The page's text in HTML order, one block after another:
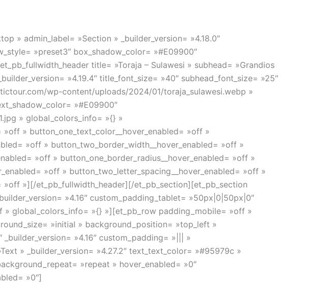
» admin_label= »Section » _builder_version= »4.18.0″
»preset3″ box_shadow_color= »#E09900″
title= »Toraja – Sulawesi » subhead= »Grandios
»4.19.4″ title_font_size= »40″ subhead_font_size= »25″
wp-content/uploads/2024/01/toraja_sulawesi.webp »
»#E09900″
» global_colors_info= »{} »
» button_one_text_color__hover_enabled= »off »
»off » button_two_border_width__hover_enabled= »off »
»off » button_one_border_radius__hover_enabled= »off »
»off » button_two_letter_spacing__hover_enabled= »off »
»off »][/et_pb_fullwidth_header][/et_pb_section][et_pb_section
»4.16″ custom_padding_tablet= »50px|0|50px|0″
global_colors_info= »{} »][et_pb_row padding_mobile= »off »
»initial » background_position= »top_left »
»4.16″ custom_padding= »||| »
» _builder_version= »4.27.2″ text_text_color= »#95979c »
»repeat » hover_enabled= »0″
»0″]